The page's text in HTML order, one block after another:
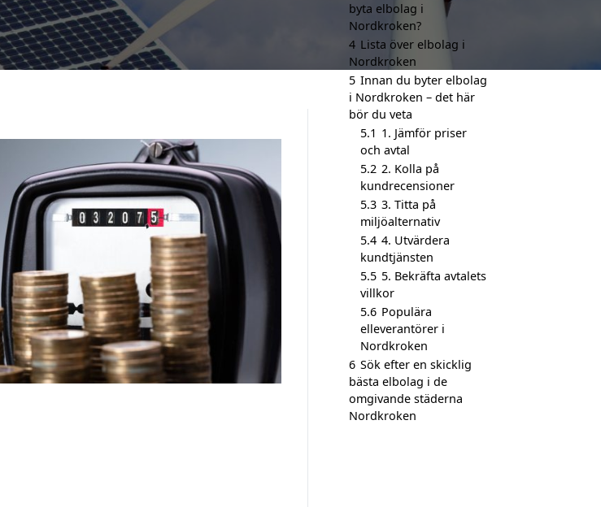
byta elbolag i
Nordkroken?
4 Lista över elbolag i
Nordkroken
5 Innan du byter elbolag
i Nordkroken – det här
bör du veta
5.1 1. Jämför priser
och avtal
5.2 2. Kolla på
kundrecensioner
5.3 3. Titta på
miljöalternativ
5.4 4. Utvärdera
kundtjänsten
5.5 5. Bekräfta avtalets
villkor
5.6 Populära
elleverantörer i
Nordkroken
6 Sök efter en skicklig
bästa elbolag i de
omgivande städerna
Nordkroken